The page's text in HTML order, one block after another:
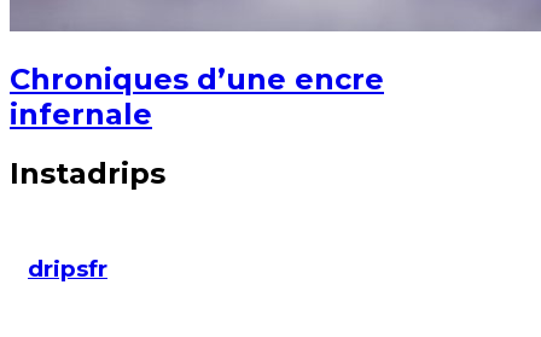
Chroniques d’une encre
infernale
Instadrips
dripsfr